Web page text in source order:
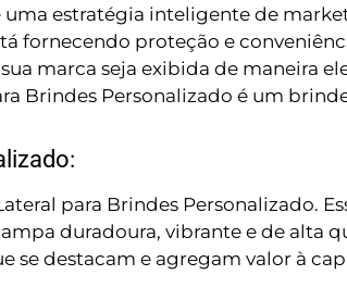
estratégia inteligente de
fornecendo proteção e
marca seja exibida de maneira
Brindes Personalizado é um
para Brindes Personalizado.
duradoura, vibrante e de alta
se destacam e agregam valor à